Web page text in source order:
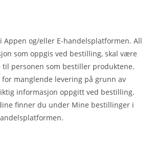
Appen og/eller E-handelsplatformen. All
som oppgis ved bestilling, skal være
til personen som bestiller produktene.
for manglende levering på grunn av
informasjon oppgitt ved bestilling.
finner du under Mine bestillinger i